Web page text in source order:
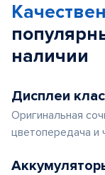
наличии
Дисплеи
Оригинальная
цветопередача и